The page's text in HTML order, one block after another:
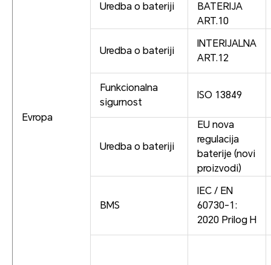
Evropa
Uredba o bateriji
BATERIJA
ART.10
Uredba o bateriji
INTERIJALNA
ART.12
Funkcionalna
sigurnost
ISO 13849
Uredba o bateriji
EU nova
regulacija
baterije (novi
proizvodi)
BMS
IEC / EN
60730-1:
2020 Prilog H